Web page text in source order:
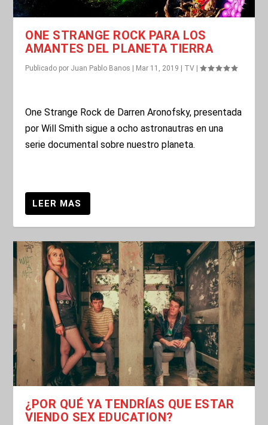
ONE STRANGE ROCK PARA LOS
AMANTES DEL PLANETA TIERRA
Publicado por Juan Pablo Banos | Mar 11, 2019 | TV |
One Strange Rock de Darren Aronofsky, presentada
por Will Smith sigue a ocho astronautras en una
serie documental sobre nuestro planeta.
¿POR QUÉ YA TENDRÍAS QUE ESTAR
VIENDO SEX EDUCATION?